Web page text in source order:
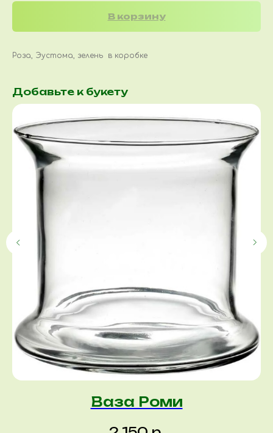
В корзину
Роза, Эустома, зелень в коробке
Добавьте к букету
Ваза Роми